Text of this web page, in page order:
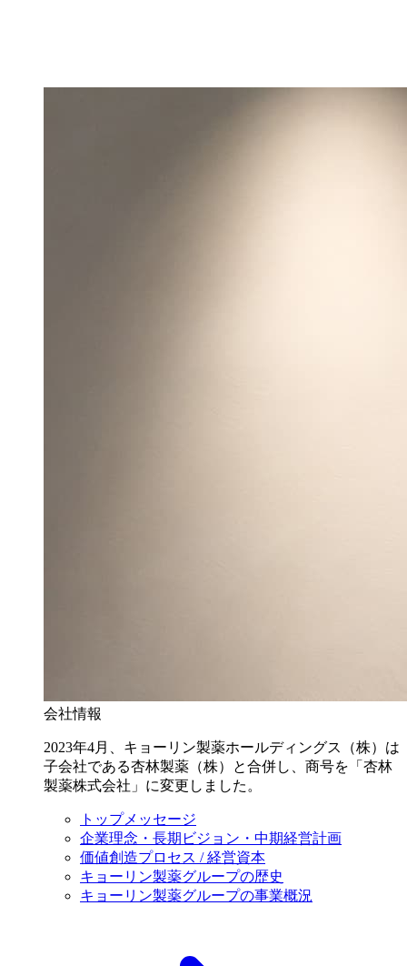
会社情報
2023年4月、キョーリン製薬ホールディングス（株）は
子会社である杏林製薬（株）と合併し、商号を「杏林
製薬株式会社」に変更しました。
トップメッセージ
企業理念・長期ビジョン・中期経営計画
価値創造プロセス / 経営資本
キョーリン製薬グループの歴史
キョーリン製薬グループの事業概況